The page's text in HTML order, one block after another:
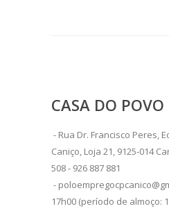
CASA DO
- Rua Dr. Francisco Peres,
Caniço, Loja 21, 9125-014
508 - 926 887 881
-
17h00 (período de almoço: